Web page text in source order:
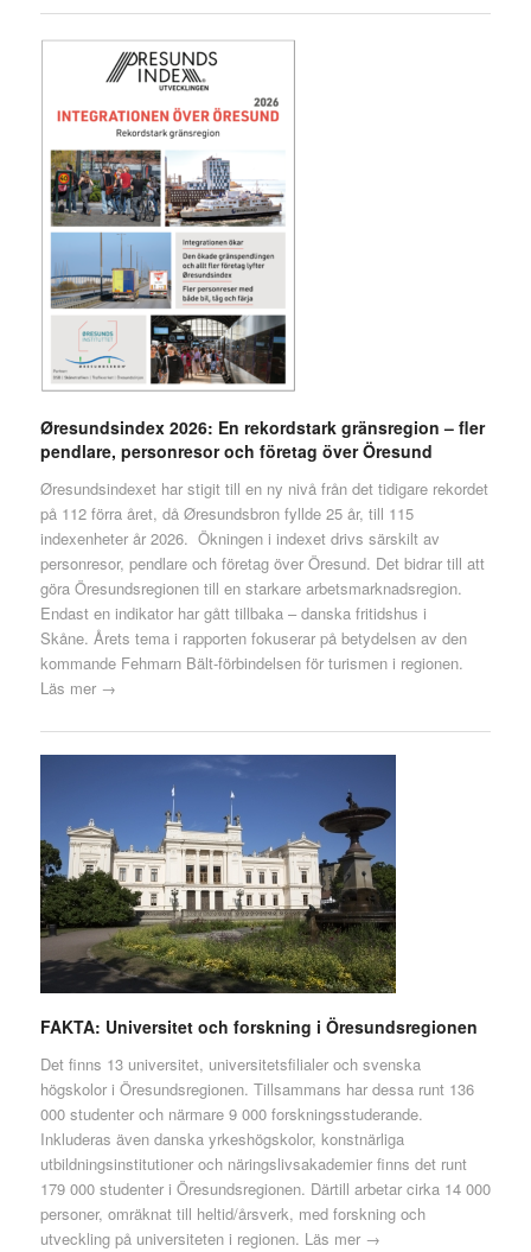
Øresundsindex 2026: En rekordstark gränsregion – fler
pendlare, personresor och företag över Öresund
Øresundsindexet har stigit till en ny nivå från det tidigare rekordet
på 112 förra året, då Øresundsbron fyllde 25 år, till 115
indexenheter år 2026. Ökningen i indexet drivs särskilt av
personresor, pendlare och företag över Öresund. Det bidrar till att
göra Öresundsregionen till en starkare arbetsmarknadsregion.
Endast en indikator har gått tillbaka – danska fritidshus i
Skåne. Årets tema i rapporten fokuserar på betydelsen av den
kommande Fehmarn Bält-förbindelsen för turismen i regionen.
Läs mer →
FAKTA: Universitet och forskning i Öresundsregionen
Det finns 13 universitet, universitetsfilialer och svenska
högskolor i Öresundsregionen. Tillsammans har dessa runt 136
000 studenter och närmare 9 000 forskningsstuderande.
Inkluderas även danska yrkeshögskolor, konstnärliga
utbildningsinstitutioner och näringslivsakademier finns det runt
179 000 studenter i Öresundsregionen. Därtill arbetar cirka 14 000
personer, omräknat till heltid/årsverk, med forskning och
utveckling på universiteten i regionen. Läs mer →